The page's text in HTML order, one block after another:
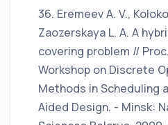
36. Eremeev A. V.,
Zaozerskaya L. A. A
covering problem //
Workshop on Discrete
Methods in Scheduling
Aided Design. - Minsk: